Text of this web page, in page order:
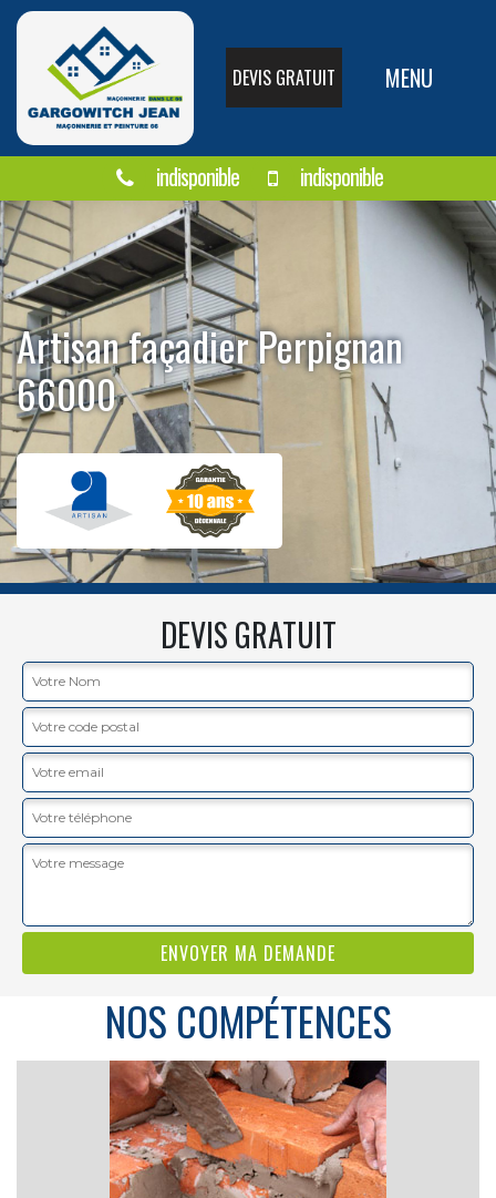
DEVIS GRATUIT MENU
indisponible indisponible
Artisan façadier Perpignan
66000
DEVIS GRATUIT
NOS COMPÉTENCES